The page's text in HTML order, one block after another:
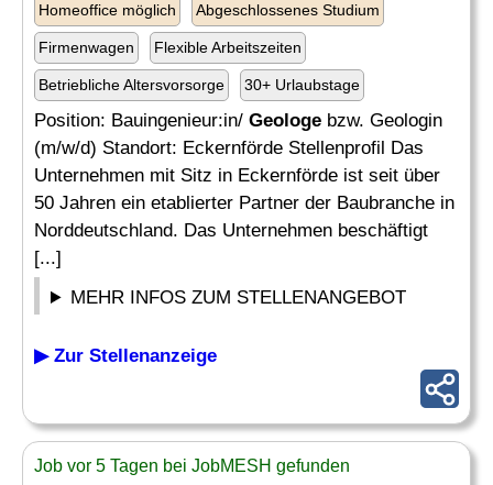
Homeoffice möglich Abgeschlossenes Studium
Firmenwagen Flexible Arbeitszeiten
Betriebliche Altersvorsorge 30+ Urlaubstage
Position: Bauingenieur:in/ Geologe bzw. Geologin
(m/w/d) Standort: Eckernförde Stellenprofil Das
Unternehmen mit Sitz in Eckernförde ist seit über
50 Jahren ein etablierter Partner der Baubranche in
Norddeutschland. Das Unternehmen beschäftigt
[...]
MEHR INFOS ZUM STELLENANGEBOT
▶ Zur Stellenanzeige
Job vor 5 Tagen bei JobMESH gefunden